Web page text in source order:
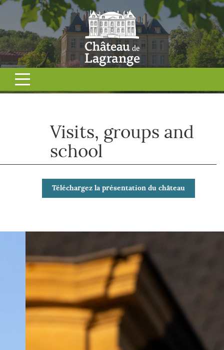
Visits, groups and
school
Téléchargez la présentation du château